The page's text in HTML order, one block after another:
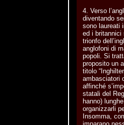
4. Verso
diventando
sono laureati
ed i britannici
trionfo
anglofoni di
popoli. Si
proposito un
titolo
ambasciatori
affinché
statali del
hanno)
organizzarli
Insomma,